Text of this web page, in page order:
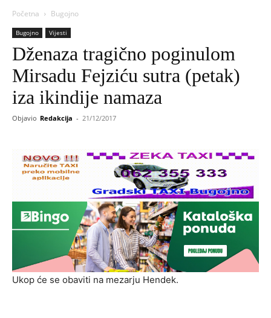
Početna Bugojno
Bugojno Vijesti
Dženaza tragično poginulom
Mirsadu Fejziću sutra (petak)
iza ikindije namaza
Objavio Redakcija - 21/12/2017
Ukop će se obaviti na mezarju Hendek.